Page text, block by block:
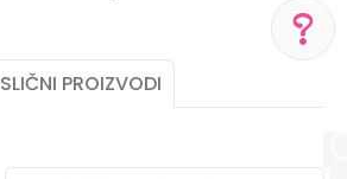
POMOĆ PRI KUPOVINI
SLIČNI PROIZVODI